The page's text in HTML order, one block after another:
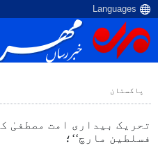
پاکستان
تحریک بیداری امت مصطفیٰ
فسلطین مارچ‘‘؛